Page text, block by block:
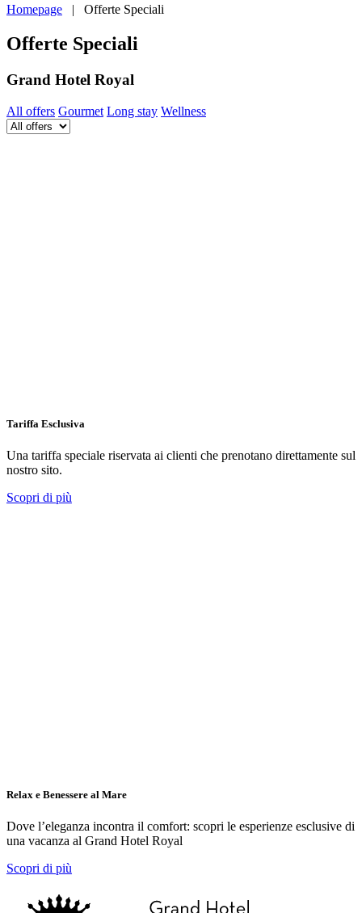
Homepage | Offerte Speciali
Offerte Speciali
Grand Hotel Royal
All offers Gourmet Long stay Wellness
Tariffa Esclusiva
Una tariffa speciale riservata ai clienti che prenotano direttamente sul
nostro sito.
Scopri di più
Relax e Benessere al Mare
Dove l’eleganza incontra il comfort: scopri le esperienze esclusive di
una vacanza al Grand Hotel Royal
Scopri di più